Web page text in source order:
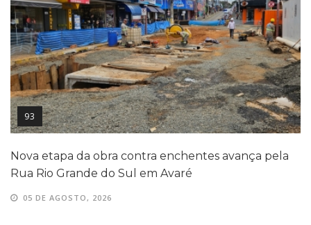
93
Nova etapa da obra contra enchentes avança pela
Rua Rio Grande do Sul em Avaré
05 DE AGOSTO, 2026